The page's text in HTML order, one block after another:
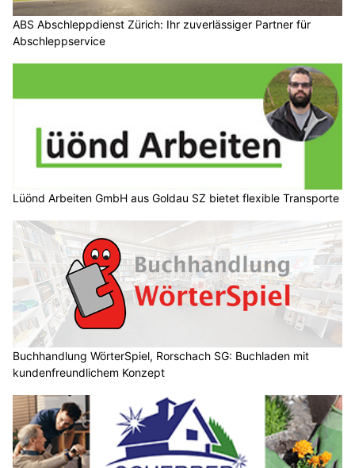
ABS Abschleppdienst Zürich: Ihr zuverlässiger Partner für
Abschleppservice
Lüönd Arbeiten GmbH aus Goldau SZ bietet flexible Transporte
Buchhandlung WörterSpiel, Rorschach SG: Buchladen mit
kundenfreundlichem Konzept